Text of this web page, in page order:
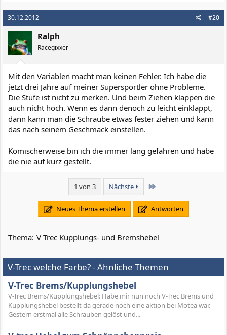
30.12.2012 #20
Ralph
Racegixxer
Mit den Variablen macht man keinen Fehler. Ich habe die
jetzt drei Jahre auf meiner Supersportler ohne Probleme.
Die Stufe ist nicht zu merken. Und beim Ziehen klappen die
auch nicht hoch. Wenn es dann denoch zu leicht einklappt,
dann kann man die Schraube etwas fester ziehen und kann
das nach seinem Geschmack einstellen.
Komischerweise bin ich die immer lang gefahren und habe
die nie auf kurz gestellt.
1 von 3 Nächste Letzte
Neues Thema erstellen Antworten
Thema: V Trec Kupplungs- und Bremshebel
V-Trec welche Farbe? - Ähnliche Themen
V-Trec Brems/Kupplungshebel
V-Trec Brems/Kupplungshebel: Habe mir nun noch V-Trec Brems und
Kupplungshebel bestellt da gerade noch eine aktion bei Motea war.
Gestern erstmal alle Schrauben gelöst und...